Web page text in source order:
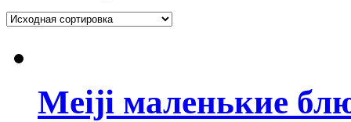
Meiji маленькие